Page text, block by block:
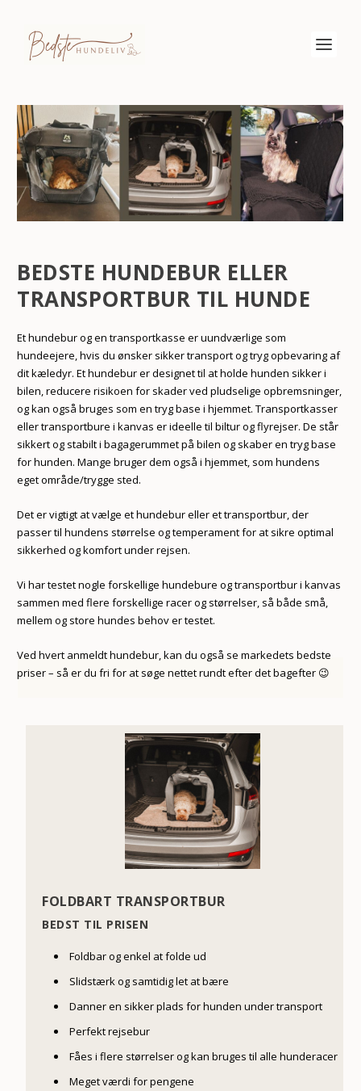
BEDSTE HUNDEBUR ELLER
TRANSPORTBUR TIL HUNDE
Et hundebur og en transportkasse er uundværlige som
hundeejere, hvis du ønsker sikker transport og tryg opbevaring af
dit kæledyr. Et hundebur er designet til at holde hunden sikker i
bilen, reducere risikoen for skader ved pludselige opbremsninger,
og kan også bruges som en tryg base i hjemmet. Transportkasser
eller transportbure i kanvas er ideelle til biltur og flyrejser. De står
sikkert og stabilt i bagagerummet på bilen og skaber en tryg base
for hunden. Mange bruger dem også i hjemmet, som hundens
eget område/trygge sted.
Det er vigtigt at vælge et hundebur eller et transportbur, der
passer til hundens størrelse og temperament for at sikre optimal
sikkerhed og komfort under rejsen.
Vi har testet nogle forskellige hundebure og transportbur i kanvas
sammen med flere forskellige racer og størrelser, så både små,
mellem og store hundes behov er testet.
Ved hvert anmeldt hundebur, kan du også se markedets bedste
priser – så er du fri for at søge nettet rundt efter det bagefter 😉
FOLDBART TRANSPORTBUR
BEDST TIL PRISEN
Foldbar og enkel at folde ud
Slidstærk og samtidig let at bære
Danner en sikker plads for hunden under transport
Perfekt rejsebur
Fåes i flere størrelser og kan bruges til alle hunderacer
Meget værdi for pengene